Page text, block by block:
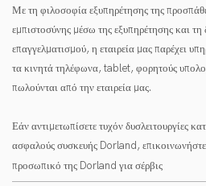
Με τη φιλοσοφία εξυπηρέτησης της
εμπιστοσύνης μέσω της εξυπηρέτησης και
επαγγελματισμού, η εταιρεία μας παρέχει
τα κινητά τηλέφωνα, tablet, φορητούς
πωλούνται από την εταιρεία μας.
Εάν αντιμετωπίσετε τυχόν δυσλειτουργίες
ασφαλούς συσκευής Dorland, επικοινωνήστε
προσωπικό της Dorland για σέρβις